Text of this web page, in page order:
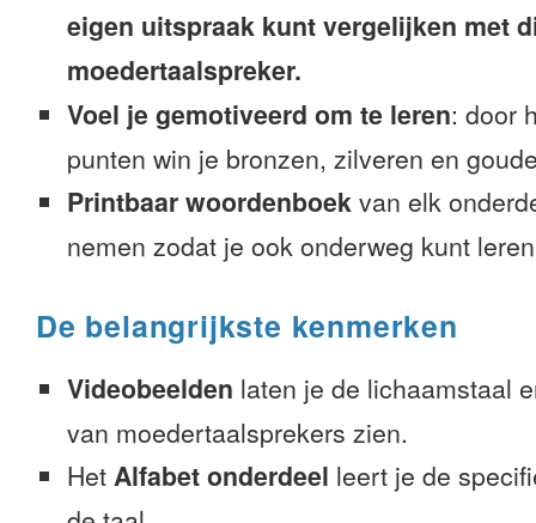
eigen uitspraak kunt vergelijken met
moedertaalspreker.
Voel je gemotiveerd om te leren: door
punten win je bronzen, zilveren en
Printbaar woordenboek van elk
nemen zodat je ook onderweg kunt
De belangrijkste kenmerken
Videobeelden laten je de lichaamstaal
van moedertaalsprekers zien.
Het Alfabet onderdeel leert je de